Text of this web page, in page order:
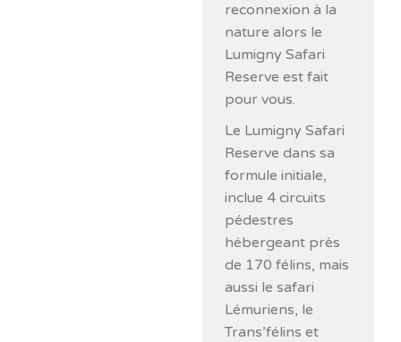
reconnexion à la
nature alors le
Lumigny Safari
Reserve est fait
pour vous.
Le Lumigny Safari
Reserve dans sa
formule initiale,
inclue 4 circuits
pédestres
hébergeant près
de 170 félins, mais
aussi le safari
Lémuriens, le
Trans’félins et